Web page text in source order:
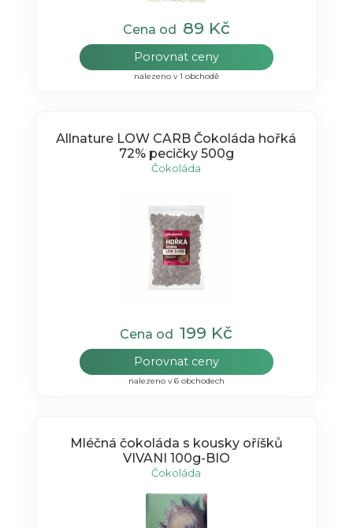
Cena od 89 Kč
Porovnat ceny
nalezeno v 1 obchodě
Allnature LOW CARB Čokoláda hořká
72% pecičky 500g
Čokoláda
Cena od199 Kč
Porovnat ceny
nalezeno v 6 obchodech
Mléčná čokoláda s kousky oříšků
VIVANI 100g-BIO
Čokoláda